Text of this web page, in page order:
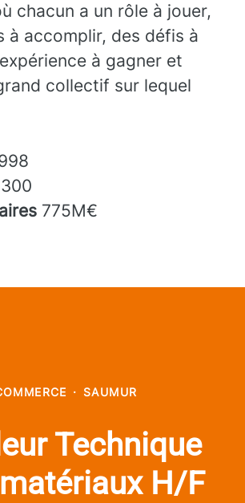
chacun a un rôle à jouer,
à accomplir, des défis à
à gagner et
collectif sur lequel
775M€
· SAUMUR
Technique
H/F